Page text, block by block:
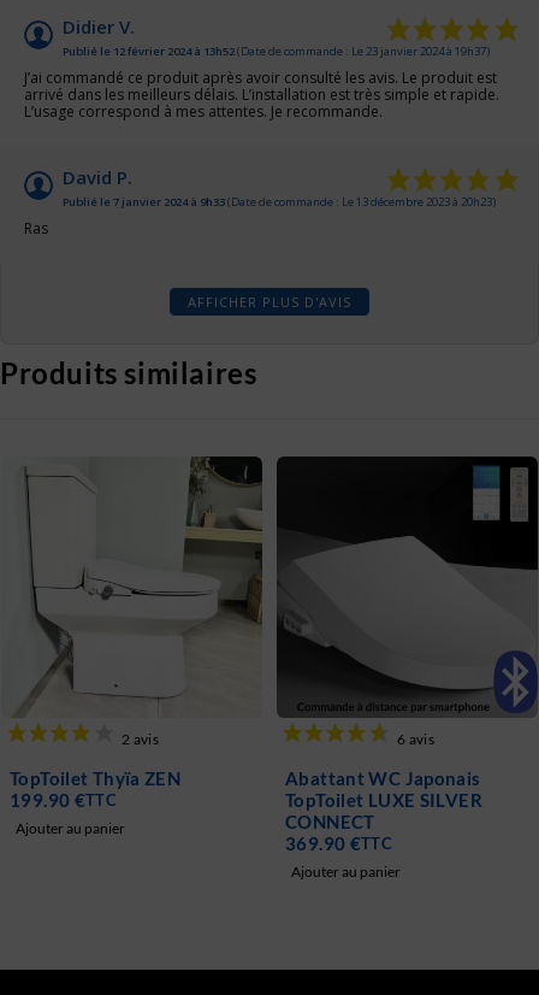
Didier V.
Publié le 12 février 2024 à 13h52(Date de commande : Le 23 janvier 2024 à 19h37)
J’ai commandé ce produit après avoir consulté les avis. Le produit est
arrivé dans les meilleurs délais. L’installation est très simple et rapide.
L’usage correspond à mes attentes. Je recommande.
David P.
Publié le 7 janvier 2024 à 9h33(Date de commande : Le 13 décembre 2023 à 20h23)
Ras
AFFICHER PLUS D'AVIS
Produits similaires
ZEN
Abattant WC Japonais
TopToilet LUXE SILVER
Kit WC
BAÏA Led